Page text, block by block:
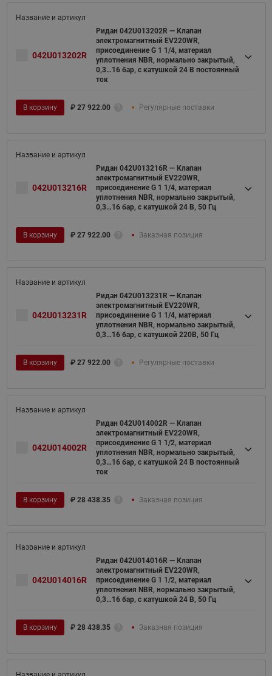
042U013202R
Ридан 042U013202R — Клапан
электромагнитный EV220WR,
присоединение G 1 1/4, материал
уплотнения NBR, нормально закрытый,
0,3…16 бар, с катушкой 24 В постоянный
ток
В корзину ₽ 27 922.00 Регулярные поставки
042U013216R
Ридан 042U013216R — Клапан
электромагнитный EV220WR,
присоединение G 1 1/4, материал
уплотнения NBR, нормально закрытый,
0,3…16 бар, с катушкой 24 В, 50 Гц
В корзину ₽ 27 922.00 Заказная позиция
042U013231R
Ридан 042U013231R — Клапан
электромагнитный EV220WR,
присоединение G 1 1/4, материал
уплотнения NBR, нормально закрытый,
0,3…16 бар, с катушкой 220В, 50 Гц
В корзину ₽ 27 922.00 Регулярные поставки
042U014002R
Ридан 042U014002R — Клапан
электромагнитный EV220WR,
присоединение G 1 1/2, материал
уплотнения NBR, нормально закрытый,
0,3…16 бар, с катушкой 24 В постоянный
ток
В корзину ₽ 28 438.35 Заказная позиция
042U014016R
Ридан 042U014016R — Клапан
электромагнитный EV220WR,
присоединение G 1 1/2, материал
уплотнения NBR, нормально закрытый,
0,3…16 бар, с катушкой 24 В, 50 Гц
В корзину ₽ 28 438.35 Заказная позиция